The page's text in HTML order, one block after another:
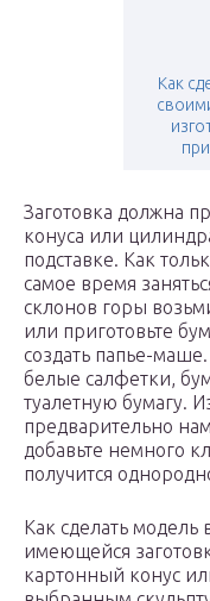
Как
Заготовка должна
конуса или
подставке. Как
самое время
склонов горы
или приготовьте
создать папье-
белые салфетки,
туалетную бумагу.
предварительно
добавьте немного
получится
Как сделать модель
имеющейся
картонный конус